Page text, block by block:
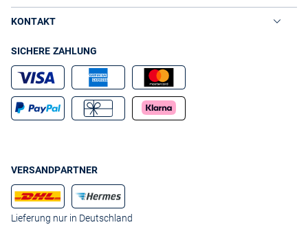
KONTAKT
SICHERE ZAHLUNG
VERSANDPARTNER
Lieferung nur in Deutschland